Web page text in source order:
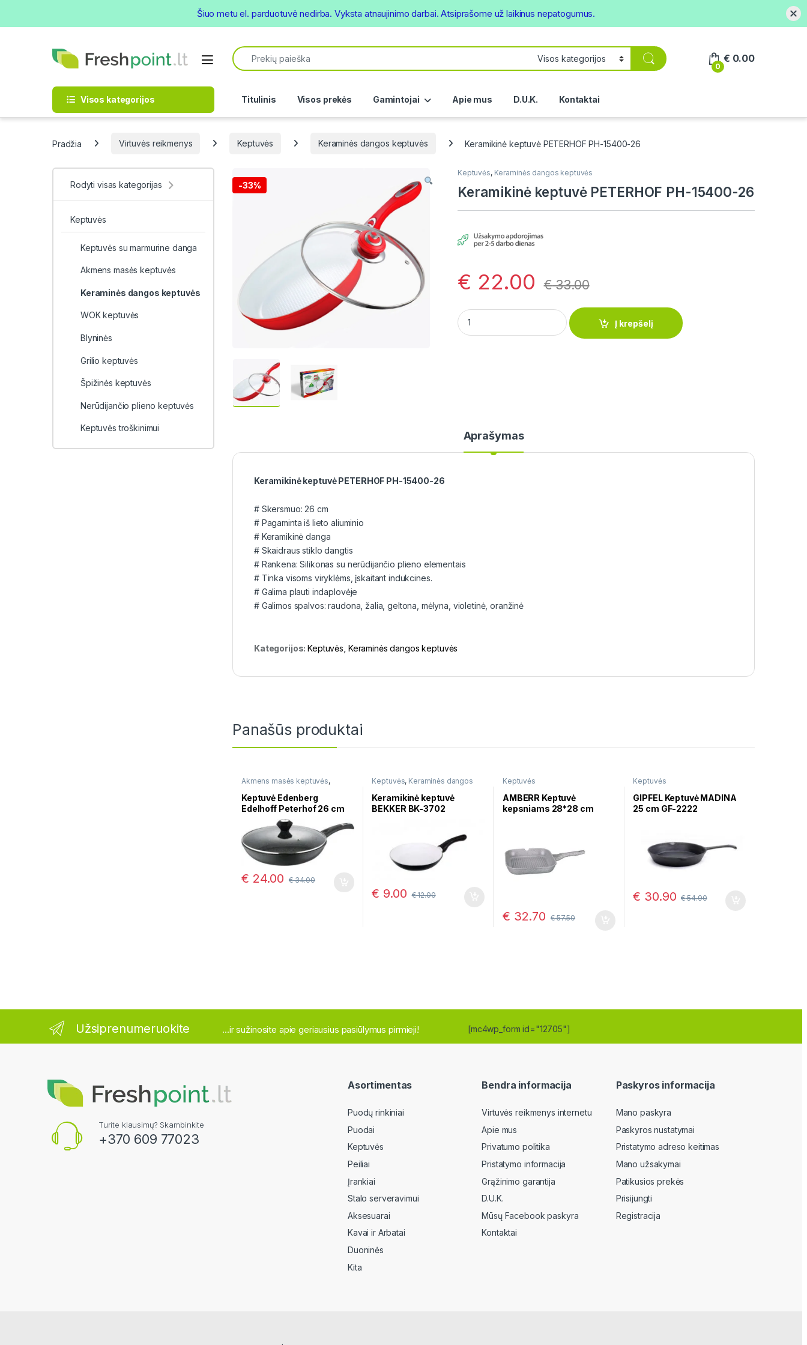
Open
Search for:
0
€ 0.00
Visos kategorijos Titulinis Visos prekės Gamintojai Apie mus D.U.K. Kontaktai
Pradžia Virtuvės reikmenys Keptuvės Keraminės dangos keptuvės Keramikinė keptuvė PETERHOF PH-15400-26
-33%
Keptuvės, Keraminės dangos keptuvės
Keramikinė keptuvė PETERHOF PH-15400-26
€ 22.00 €33.00
Keramikinė keptuvė PETERHOF PH-15400-26 quantity
Į krepšelį
Aprašymas
Keramikinė keptuvė PETERHOF PH-15400-26
# Skersmuo: 26 cm
# Pagaminta iš lieto aliuminio
# Keramikinė danga
# Skaidraus stiklo dangtis
# Rankena: Silikonas su nerūdijančio plieno elementais
# Tinka visoms viryklėms, įskaitant indukcines.
# Galima plauti indaplovėje
# Galimos spalvos: raudona, žalia, geltona, mėlyna, violetinė, oranžinė
Kategorijos:Keptuvės Keraminės dangos keptuvės
Panašūs produktai
Akmens masės keptuvės,
Keraminės dangos
keptuvės
Keptuvė Edenberg
Edelhoff Peterhof 26 cm
€ 24.00 €34.00
Keptuvės, Keraminės dangos
keptuvės
Keramikinė keptuvė
BEKKER BK-3702
€ 9.00 €12.00
Keptuvės
AMBERR Keptuvė
kepsniams 28*28 cm
€ 32.70 €57.50
Keptuvės
GIPFEL Keptuvė MADINA
25 cm GF-2222
€ 30.90 €54.90
Rodyti visas kategorijas
Keptuvės
Keptuvės su marmurine danga
Akmens masės keptuvės
Keraminės dangos keptuvės
WOK keptuvės
Blyninės
Grilio keptuvės
Špižinės keptuvės
Nerūdijančio plieno keptuvės
Keptuvės troškinimui
Užsiprenumeruokite ...ir sužinosite apie geriausius pasiūlymus pirmieji! [mc4wp_form id="12705"]
Turite klausimų? Skambinkite
+370 609 77023
Asortimentas
Puodų rinkiniai
Puodai
Keptuvės
Peiliai
Įrankiai
Stalo serveravimui
Aksesuarai
Kavai ir Arbatai
Duoninės
Kita
Bendra informacija
Virtuvės reikmenys internetu
Apie mus
Privatumo politika
Pristatymo informacija
Grąžinimo garantija
D.U.K.
Mūsų Facebook paskyra
Kontaktai
Paskyros informacija
Mano paskyra
Paskyros nustatymai
Pristatymo adreso keitimas
Mano užsakymai
Patikusios prekės
Prisijungti
Registracija
Šiuo metu el. parduotuvė nedirba. Vyksta atnaujinimo darbai. Atsiprašome už laikinus nepatogumus.